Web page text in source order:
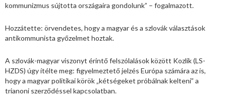
kommunizmus sújtotta országaira gondolunk” – fogalmazott.
Hozzátette: örvendetes, hogy a magyar és a szlovák választások
antikommunista győzelmet hoztak.
A szlovák-magyar viszonyt érintő felszólalások között Kozlík (LS-
HZDS) úgy ítélte meg: figyelmeztető jelzés Európa számára az is,
hogy a magyar politikai körök „kétségeket próbálnak kelteni” a
trianoni szerződéssel kapcsolatban.